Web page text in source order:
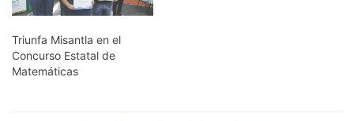
Triunfa Misantla en el
Concurso Estatal de
Matemáticas